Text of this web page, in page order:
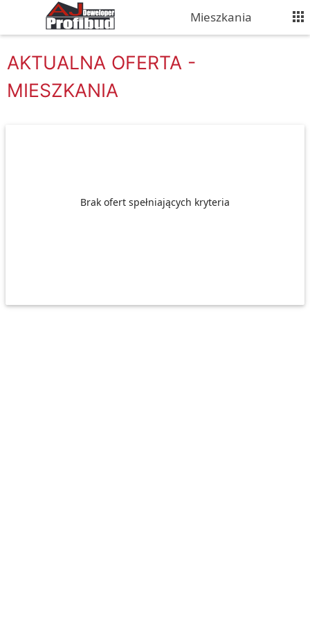
Mieszkania
AKTUALNA OFERTA -
MIESZKANIA
Brak ofert spełniających kryteria